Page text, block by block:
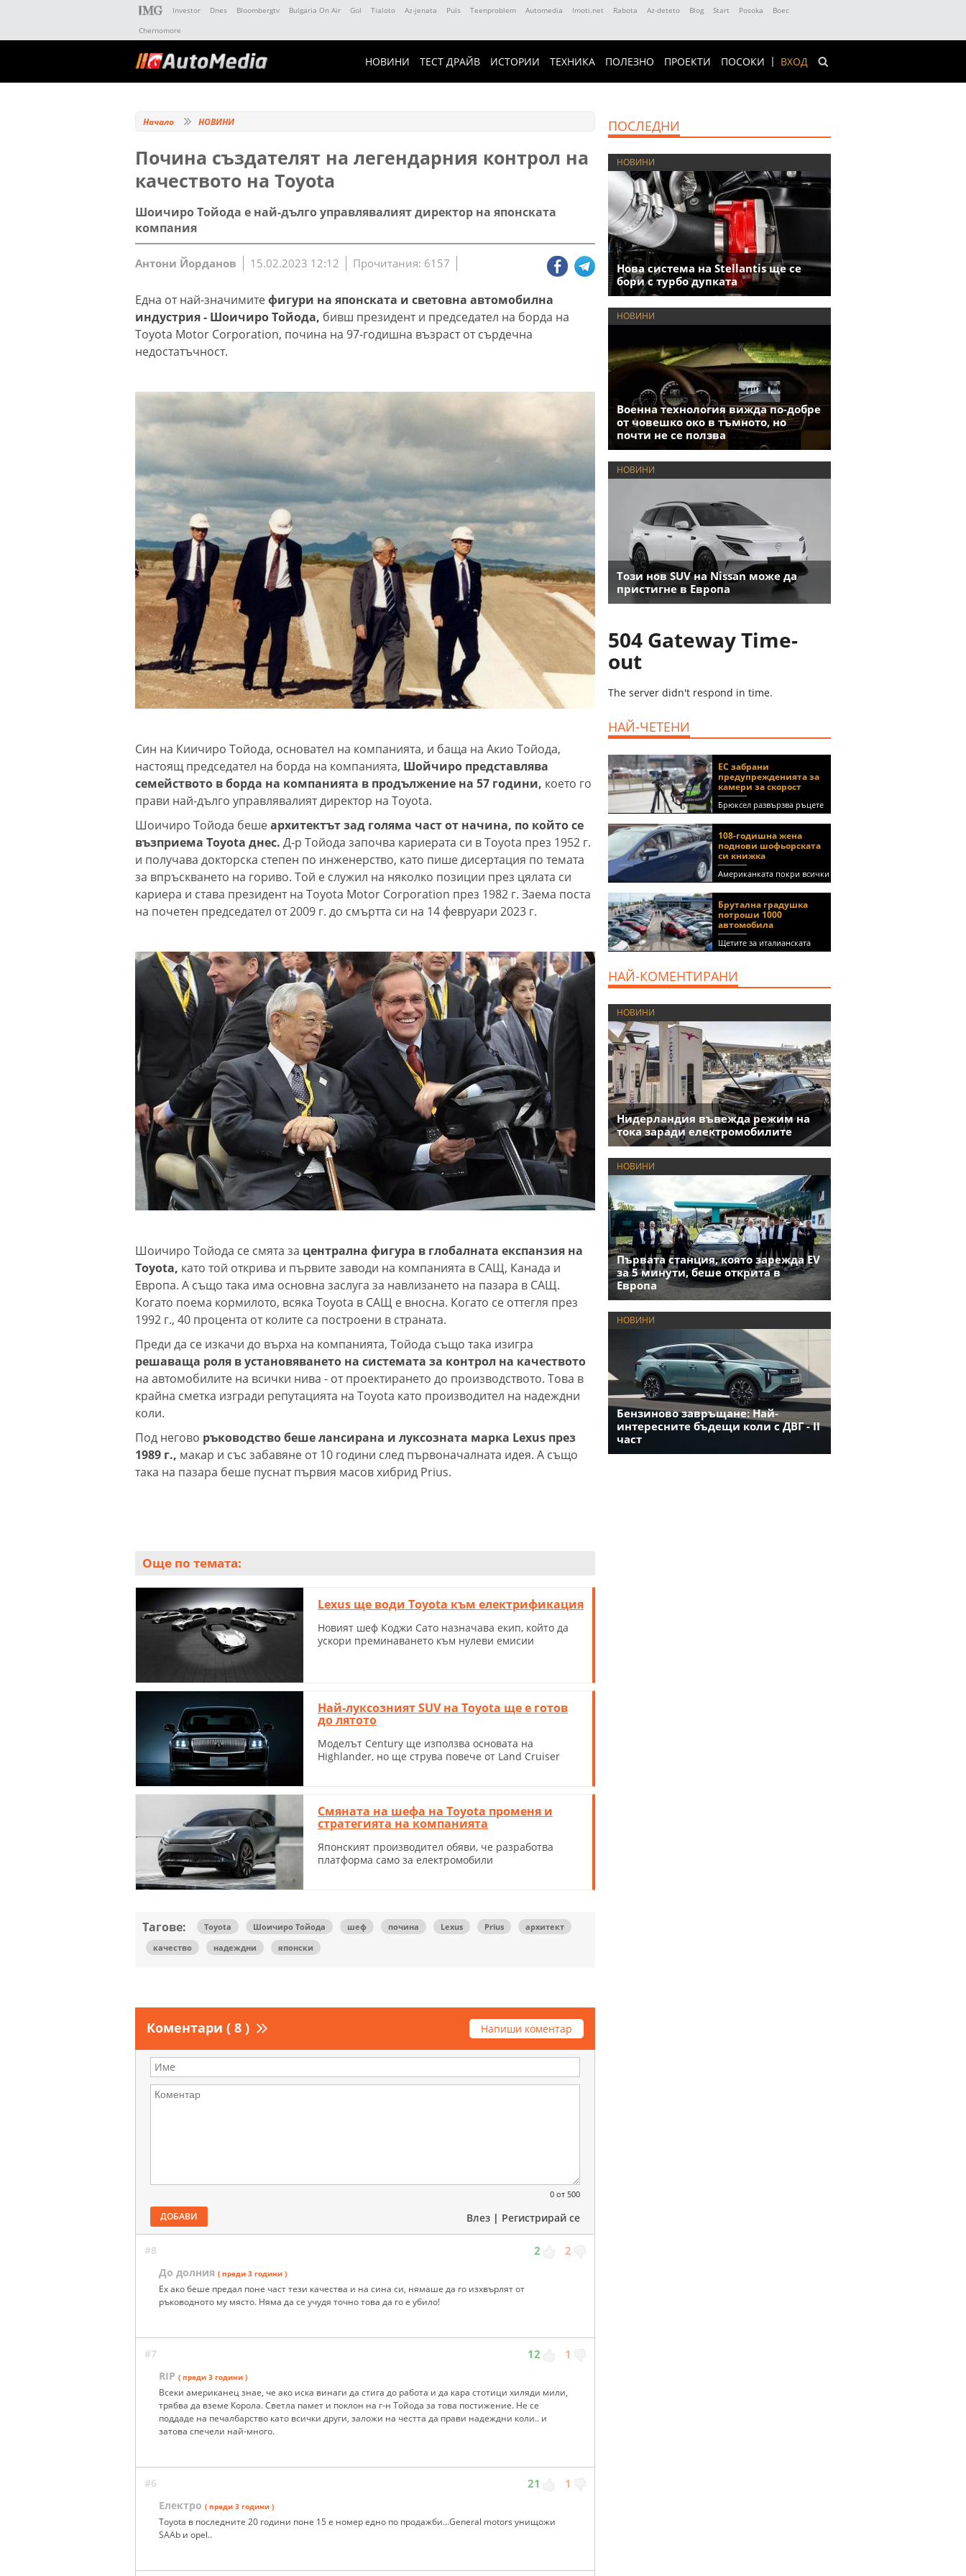
Investor Dnes Bloombergtv Bulgaria On Air Gol Tialoto Az-jenata Puls Teenproblem Automedia Imoti.net Rabota Az-deteto Blog Start Posoka
Boec
Chernomore
ВХОД
НОВИНИ ТЕСТ ДРАЙВ ИСТОРИИ ТЕХНИКА ПОЛЕЗНО ПРОЕКТИ ПОСОКИ
Начало НОВИНИ
Почина създателят на легендарния контрол на
качеството на Toyota
Шоичиро Тойода е най-дълго управлявалият директор на японската
компания
Антони Йорданов 15.02.2023 12:12 Прочитания: 6157
Една от най-значимитефигури на японската и световна автомобилна
индустрия - Шоичиро Тойода, бивш президент и председател на борда на
Toyota Motor Corporation, почина на 97-годишна възраст от сърдечна
недостатъчност.
Син на Киичиро Тойода, основател на компанията, и баща на Акио Тойода,
настоящ председател на борда на компанията, Шойчиро представлява
семейството в борда на компанията в продължение на 57 години, което го
прави най-дълго управлявалият директор на Toyota.
Шоичиро Тойода бешеархитектът зад голяма част от начина, по който се
възприема Toyota днес. Д-р Тойода започва кариерата си в Toyota през 1952 г.
и получава докторска степен по инженерство, като пише дисертация по темата
за впръскването на гориво. Той е служил на няколко позиции през цялата си
кариера и става президент на Toyota Motor Corporation през 1982 г. Заема поста
на почетен председател от 2009 г. до смъртта си на 14 февруари 2023 г.
Шоичиро Тойода се смята за централна фигура в глобалната експанзия на
Toyota, като той открива и първите заводи на компанията в САЩ, Канада и
Европа. А също така има основна заслуга за навлизането на пазара в САЩ.
Когато поема кормилото, всяка Toyota в САЩ е вносна. Когато се оттегля през
1992 г., 40 процента от колите са построени в страната.
Преди да се изкачи до върха на компанията, Тойода също така изигра
решаваща роля в установяването на системата за контрол на качеството
на автомобилите на всички нива - от проектирането до производството. Това в
крайна сметка изгради репутацията на Toyota като производител на надеждни
коли.
Под негово ръководство беше лансирана и луксозната марка Lexus през
1989 г., макар и със забавяне от 10 години след първоначалната идея. А също
така на пазара беше пуснат първия масов хибрид Prius.
Още по темата:
Lexus ще води Toyota към електрификация
Новият шеф Коджи Сато назначава екип, който да
ускори преминаването към нулеви емисии
Най-луксозният SUV на Toyota ще е готов
до лятото
Моделът Century ще използва основата на
Highlander, но ще струва повече от Land Cruiser
Смяната на шефа на Toyota променя и
стратегията на компанията
Японският производител обяви, че разработва
платформа само за електромобили
Тагове: Toyota Шоичиро Тойода шеф почина Lexus Prius
архитект
качество
надеждни японски
Коментари ( 8 ) Напиши коментар
0 от 500
ДОБАВИ Влез | Регистрирай се
#8 2 2
До долния ( преди 3 години )
Ех ако беше предал поне част тези качества и на сина си, нямаше да го изхвърлят от
ръководното му място. Няма да се учудя точно това да го е убило!
#7 12 1
RIP ( преди 3 години )
Всеки американец знае, че ако иска винаги да стига до работа и да кара стотици хиляди мили,
трябва да вземе Корола. Светла памет и поклон на г-н Тойода за това постижение. Не се
поддаде на печалбарство като всички други, заложи на честта да прави надеждни коли.. и
затова спечели най-много.
#6 21 1
Електро ( преди 3 години )
Toyota в последните 20 години поне 15 е номер едно по продажби...General motors унищожи
SAAb и opel..
ПОСЛЕДНИ
НОВИНИ
Нова система на Stellantis ще се
бори с турбо дупката
НОВИНИ
Военна технология вижда по-добре
от човешко око в тъмното, но
почти не се ползва
НОВИНИ
Този нов SUV на Nissan може да
пристигне в Европа
504 Gateway Time-
out
The server didn't respond in time.
НАЙ-ЧЕТЕНИ
ЕС забрани
предупрежденията за
камери за скорост
Брюксел развързва ръцете
на правителствата за
спиране на функции в
приложения като Waze и
Google Maps
108-годишна жена
поднови шофьорската
си книжка
Американката покри всички
медицински изисквания, за
да получи документа
(ВИДЕО)
Брутална градушка
потроши 1000
автомобила
Щетите за италианската
автокъща се оценяват на 5
НАЙ-КОМЕНТИРАНИ
НОВИНИ
Нидерландия въвежда режим на
тока заради електромобилите
НОВИНИ
Първата станция, която зарежда EV
за 5 минути, беше открита в
Европа
НОВИНИ
Бензиново завръщане: Най-
интересните бъдещи коли с ДВГ - II
част